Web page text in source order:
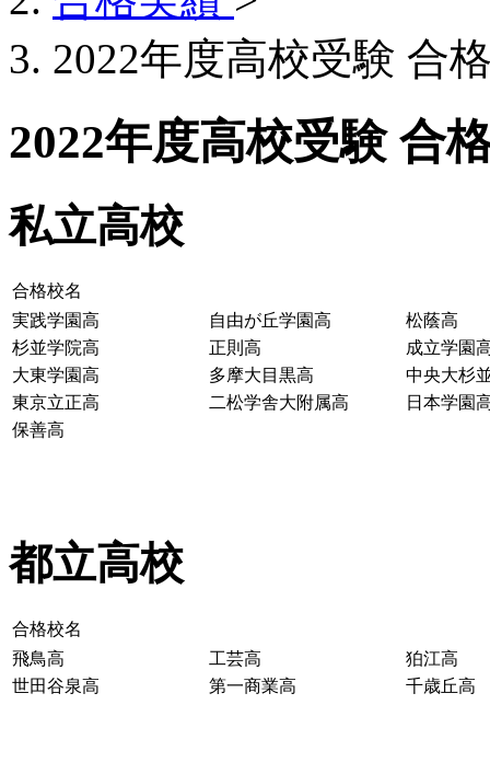
2022年度高校受験 合
2022年度高校受験 合
私立高校
合格校名
実践学園高
自由が丘学園高
松蔭高
杉並学院高
正則高
成立学園
大東学園高
多摩大目黒高
中央大杉
東京立正高
二松学舎大附属高
日本学園
保善高
都立高校
合格校名
飛鳥高
工芸高
狛江高
世田谷泉高
第一商業高 千歳丘高